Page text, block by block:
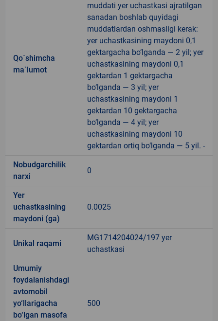
Qo`shimcha
ma`lumot
muddati yer uchastkasi ajratilgan
sanadan boshlab quyidagi
muddatlardan oshmasligi kerak:
yer uchastkasining maydoni 0,1
gektargacha bo‘lganda — 2 yil; yer
uchastkasining maydoni 0,1
gektardan 1 gektargacha
bo‘lganda — 3 yil; yer
uchastkasining maydoni 1
gektardan 10 gektargacha
bo‘lganda — 4 yil; yer
uchastkasining maydoni 10
gektardan ortiq bo‘lganda — 5 yil. -
Nobudgarchilik
narxi
0
Yer
uchastkasining
maydoni (ga)
0.0025
Unikal raqami
MG1714204024/197 yer
uchastkasi
Umumiy
foydalanishdagi
avtomobil
yo‘llarigacha
bo‘lgan masofa
500